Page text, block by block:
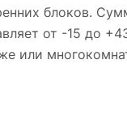
блоков.
от -15 до
или